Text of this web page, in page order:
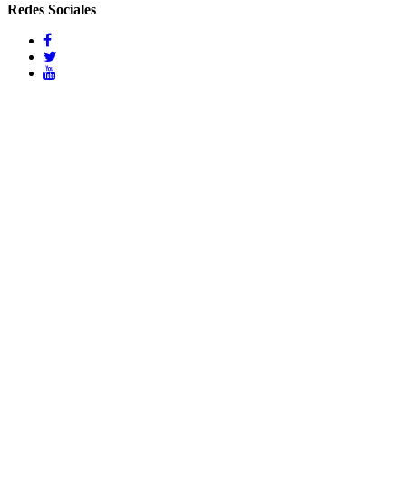
Redes Sociales